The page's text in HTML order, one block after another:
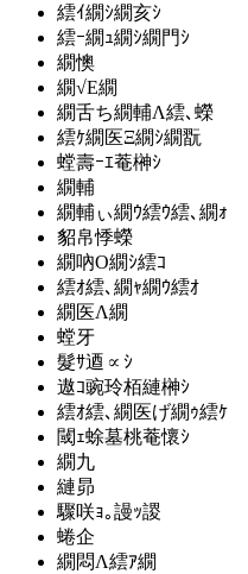
繧ｲ繝ｼ繝亥ｼ
繧ｰ繝ｭ繝ｼ繝門ｼ
繝懊
繝√Ε繝
繝舌ち繝輔Λ繧､蠑
繧ｹ繝医Ξ繝ｼ繝翫
螳壽ｰｴ菴榊ｼ
繝輔
繝輔ぃ繝ｳ繧ｳ繧､繝ｫ
貂帛悸蠑
繝吶Ο繝ｼ繧ｺ
繧ｵ繧､繝ｬ繝ｳ繧ｵ
繝医Λ繝
螳牙
髮ｻ逎∝ｼ
遨ｺ豌玲栢縺榊ｼ
繧ｵ繧､繝医げ繝ｩ繧ｹ
閾ｪ蜍墓桃菴懷ｼ
繝九
縺昴
驟咲ｮ｡謾ｯ謖
蜷企
繝悶Λ繧ｱ繝